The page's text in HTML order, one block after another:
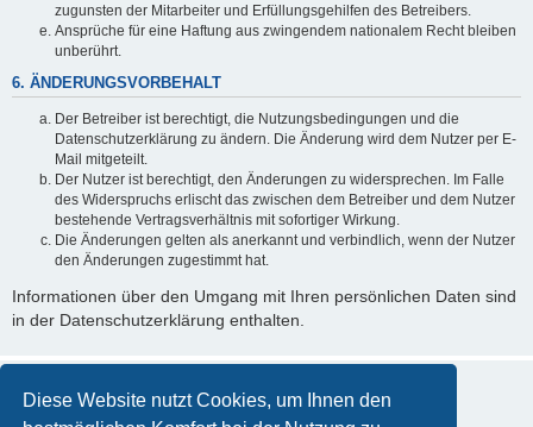
Diese Website nutzt Cookies, um Ihnen den
zugunsten der Mitarbeiter und Erfüllungsgehilfen des Betreibers.
Ansprüche für eine Haftung aus zwingendem nationalem Recht bleiben
unberührt.
6. ÄNDERUNGSVORBEHALT
Der Betreiber ist berechtigt, die Nutzungsbedingungen und die
Datenschutzerklärung zu ändern. Die Änderung wird dem Nutzer per E-
Mail mitgeteilt.
Der Nutzer ist berechtigt, den Änderungen zu widersprechen. Im Falle
des Widerspruchs erlischt das zwischen dem Betreiber und dem Nutzer
bestehende Vertragsverhältnis mit sofortiger Wirkung.
Die Änderungen gelten als anerkannt und verbindlich, wenn der Nutzer
den Änderungen zugestimmt hat.
Informationen über den Umgang mit Ihren persönlichen Daten sind
in der Datenschutzerklärung enthalten.